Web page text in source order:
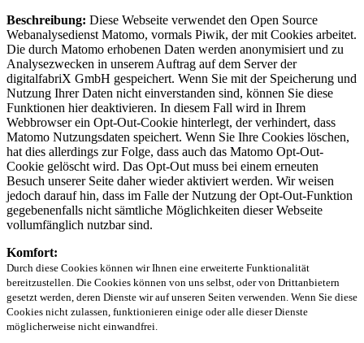
Beschreibung: Diese Webseite verwendet den Open Source
Webanalysedienst Matomo, vormals Piwik, der mit Cookies arbeitet.
Die durch Matomo erhobenen Daten werden anonymisiert und zu
Analysezwecken in unserem Auftrag auf dem Server der
digitalfabriX GmbH gespeichert. Wenn Sie mit der Speicherung und
Nutzung Ihrer Daten nicht einverstanden sind, können Sie diese
Funktionen hier deaktivieren. In diesem Fall wird in Ihrem
Webbrowser ein Opt-Out-Cookie hinterlegt, der verhindert, dass
Matomo Nutzungsdaten speichert. Wenn Sie Ihre Cookies löschen,
hat dies allerdings zur Folge, dass auch das Matomo Opt-Out-
Cookie gelöscht wird. Das Opt-Out muss bei einem erneuten
Besuch unserer Seite daher wieder aktiviert werden. Wir weisen
jedoch darauf hin, dass im Falle der Nutzung der Opt-Out-Funktion
gegebenenfalls nicht sämtliche Möglichkeiten dieser Webseite
vollumfänglich nutzbar sind.
Komfort:
Durch diese Cookies können wir Ihnen eine erweiterte Funktionalität
bereitzustellen. Die Cookies können von uns selbst, oder von Drittanbietern
gesetzt werden, deren Dienste wir auf unseren Seiten verwenden. Wenn Sie diese
Cookies nicht zulassen, funktionieren einige oder alle dieser Dienste
möglicherweise nicht einwandfrei.